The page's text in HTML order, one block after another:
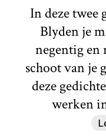
In deze twee
Blyden je
negentig en
schoot van je
deze
werken